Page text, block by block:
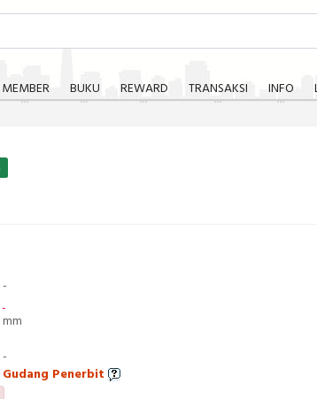
MEMBER BUKU REWARD TRANSAKSI INFO
-
mm
-
Gudang Penerbit